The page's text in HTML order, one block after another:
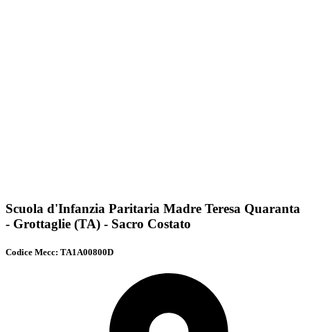
Scuola d'Infanzia Paritaria Madre Teresa Quaranta
- Grottaglie (TA) - Sacro Costato
Codice Mecc: TA1A00800D